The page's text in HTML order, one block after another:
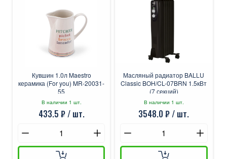
Кувшин 1.0л Maestro
керамика (For you) MR-20031-
55
В наличии 1 шт.
433.5 ₽ / шт.
Масляный радиатор BALLU
Classic BOH/CL-07BRN 1.5кВт
(7 секций)
В наличии 1 шт.
3548.0 ₽ / шт.